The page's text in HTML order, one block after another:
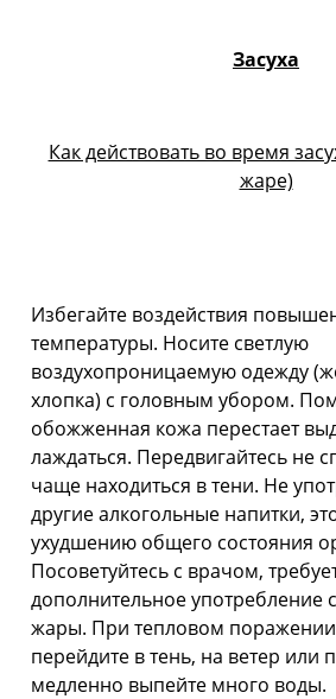
Засуха
Как действовать во время
жаре)
Избегайте воздействия
температуры. Носите светлую
воздухопроницаемую одежду
хлопка) с головным убором.
обожженная кожа перестает
лаждаться. Передвигайтесь не
чаще находиться в тени. Не
другие алкогольные напитки,
ухудшению общего состояния
Посоветуйтесь с врачом,
дополнительное употребление
жары. При тепловом
перейдите в тень, на ветер или
медленно выпейте много воды.